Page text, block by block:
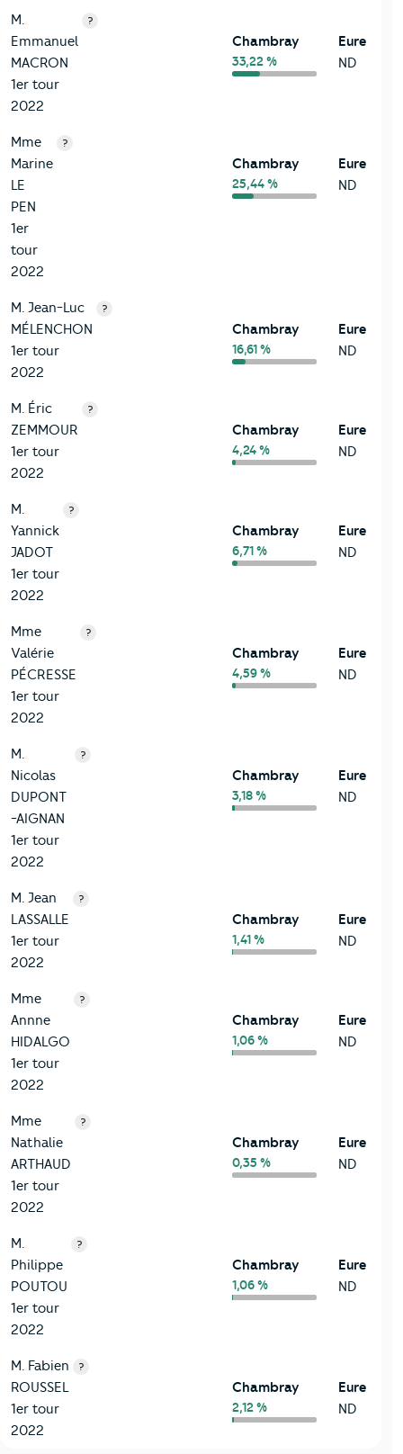
M.
Emmanuel
MACRON
1er tour
2022
?
Chambray
33,22 %
Eure
ND
Mme
Marine
LE
PEN
1er
tour
2022
?
Chambray
25,44 %
Eure
ND
M. Jean-Luc
MÉLENCHON
1er tour
2022
?
Chambray
16,61 %
Eure
ND
M. Éric
ZEMMOUR
1er tour
2022
?
Chambray
4,24 %
Eure
ND
M.
Yannick
JADOT
1er tour
2022
?
Chambray
6,71 %
Eure
ND
Mme
Valérie
PÉCRESSE
1er tour
2022
?
Chambray
4,59 %
Eure
ND
M.
Nicolas
DUPONT
-AIGNAN
1er tour
2022
?
Chambray
3,18 %
Eure
ND
M. Jean
LASSALLE
1er tour
2022
?
Chambray
1,41 %
Eure
ND
Mme
Annne
HIDALGO
1er tour
2022
?
Chambray
1,06 %
Eure
ND
Mme
Nathalie
ARTHAUD
1er tour
2022
?
Chambray
0,35 %
Eure
ND
M.
Philippe
POUTOU
1er tour
2022
?
Chambray
1,06 %
Eure
ND
M. Fabien
ROUSSEL
1er tour
2022
?
Chambray
2,12 %
Eure
ND